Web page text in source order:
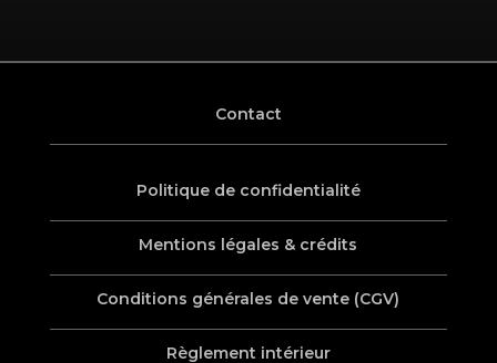
Contact
Politique de confidentialité
Mentions légales & crédits
Conditions générales de vente (CGV)
Règlement intérieur